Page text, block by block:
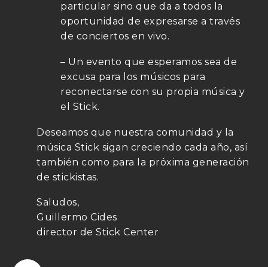
particular sino que da a todos la
oportunidad de expresarse a través
de conciertos en vivo.
– Un evento que esperamos sea de
excusa para los músicos para
reconectarse con su propia música y
el Stick.
Deseamos que nuestra comunidad y la
música Stick sigan creciendo cada año, así
también como para la próxima generación
de stickistas.
Saludos,
Guillermo Cides
director de Stick Center